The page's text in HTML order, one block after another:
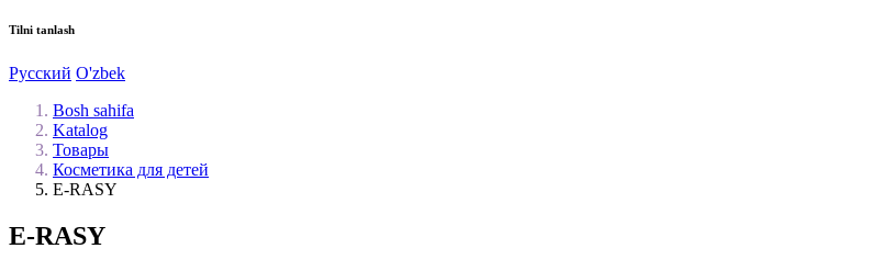
Tilni tanlash
Русский O'zbek
Bosh sahifa
Katalog
Товары
Косметика для детей
E-RASY
E-RASY